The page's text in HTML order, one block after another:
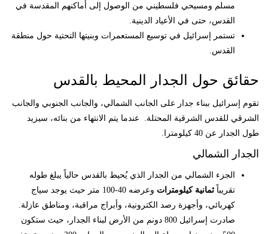
مسلم ومسيحي فلسطيني من الوصول إلى أماكنهم المقدسة في
القدس، حتى في الأعياد الدينية.
تستمر إسرائيل في توسيع المستعمرات وبنيتها التحتية حول منطقة
القدس.
حقائق حول الجدار المحيط بالقدس
تقوم إسرائيل ببناء جدار على الجانب الشمالي، والجانب الجنوبي والجانب
الشرقي للقدس الشرقية المحتلة. عندما يتم الانتهاء من بنائه، سيزيد
طول الجدار عن 40 كيلومترا.
الجدار الشمالي
الجزء الشمالي من الجدار الذي يُحيط بالقدس حالياً يبلغ طوله
تقريباً ثمانية كيلومترات
وعرضه 40-100 متر حيث يوجد سياج
كهربائي، وأجهزة رصد الكترونية، وأبراج مراقبة، ومناطق عازلة.
صادرت إسرائيل 800 دونم من الأرض لبناء الجدار، حيث ستكون